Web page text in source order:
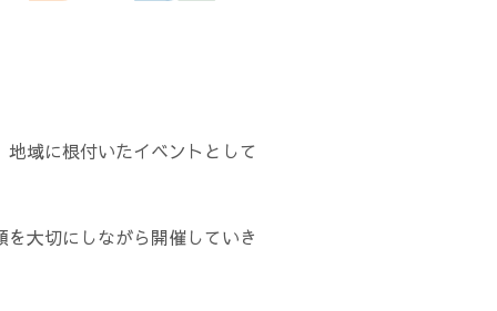
域に根付いたイベントとして
大切にしながら開催していき